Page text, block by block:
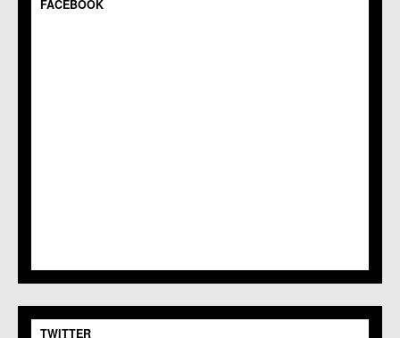
C.C.S. La Paz
C.M. El Carmen
FACEBOOK
TWITTER